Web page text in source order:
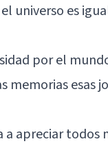
universo es
por el
memorias esas
a apreciar todos